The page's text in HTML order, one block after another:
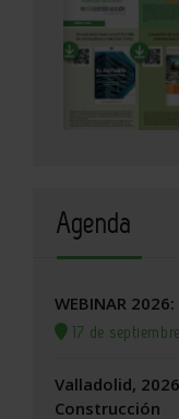
Agenda
WEBINAR
17 de
Valladolid,
Construcción